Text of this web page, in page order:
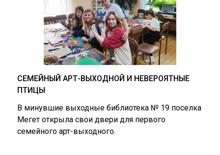
СЕМЕЙНЫЙ АРТ-ВЫХОДНОЙ И НЕВЕРОЯТНЫЕ
ПТИЦЫ
В минувшие выходные библиотека № 19 поселка
Мегет открыла свои двери для первого
семейного арт-выходного.